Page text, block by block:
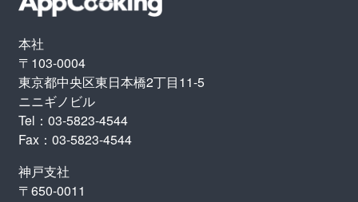
本社
〒103-0004
東京都中央区東日本橋2丁目11-5
ニニギノビル
Tel：03-5823-4544
Fax：03-5823-4544
神戸支社
〒650-0011